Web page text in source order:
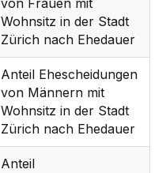
von Frauen mit
Wohnsitz in der Stadt
Zürich nach Ehedauer
Anteil Ehescheidungen
von Männern mit
Wohnsitz in der Stadt
Zürich nach Ehedauer
Anteil